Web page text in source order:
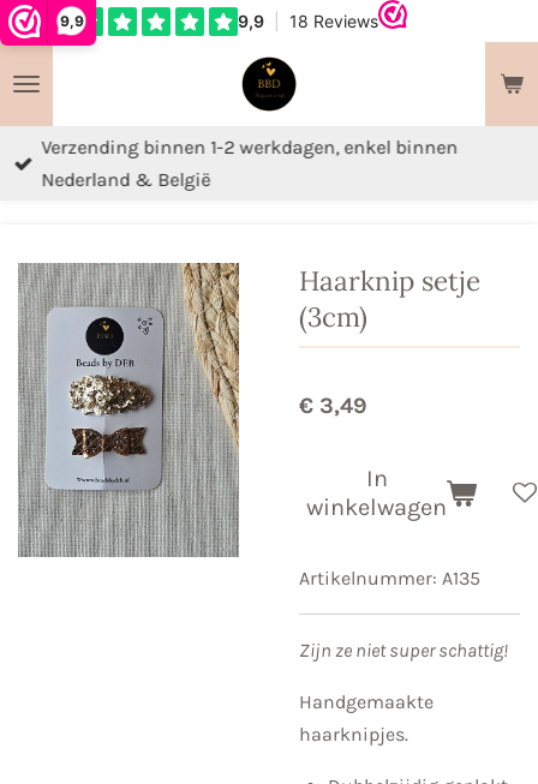
9,9
Ga
naar
de
hoofdinhoud
Verzending binnen 1-2 werkdagen, enkel binnen
Nederland & België
Haarknip setje
(3cm)
€ 3,49
In
winkelwagen
Artikelnummer: A135
Zijn ze niet super schattig!
Handgemaakte
haarknipjes.